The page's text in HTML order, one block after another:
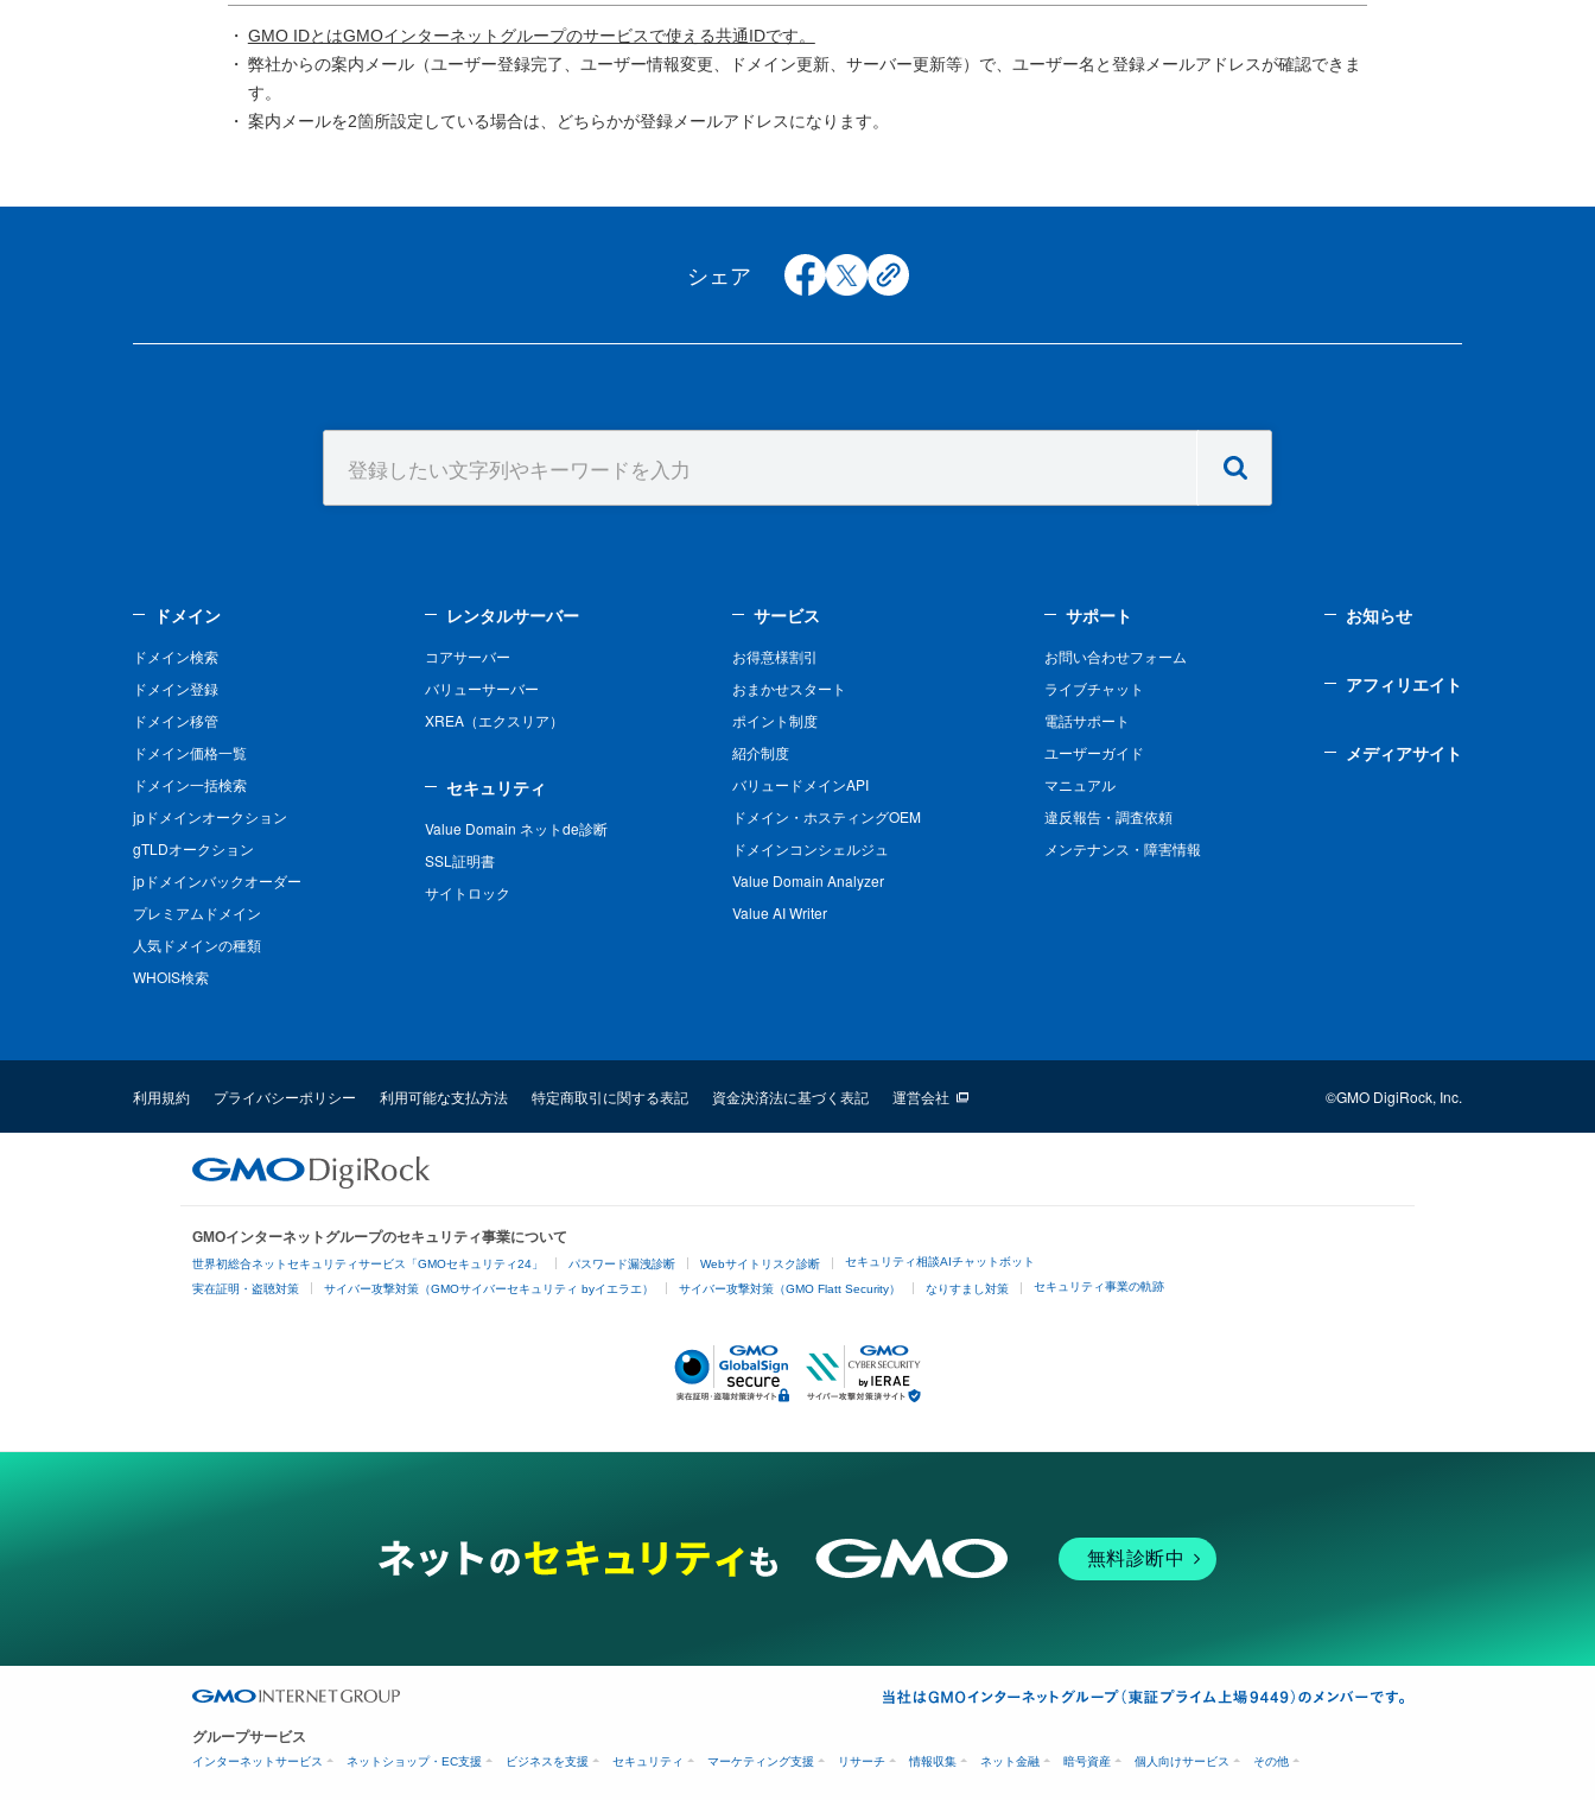
GMO IDとはGMOインターネットグループのサービスで使える共通IDです。
弊社からの案内メール（ユーザー登録完了、ユーザー情報変更、ドメイン更新、サーバー更新等）で、ユーザー名と登録メールアドレスが確認できま
す。
案内メールを2箇所設定している場合は、どちらかが登録メールアドレスになります。
シェア facebook
x copy
ドメイン
ドメイン検索
ドメイン登録
ドメイン移管
ドメイン価格一覧
ドメイン一括検索
jpドメインオークション
gTLDオークション
jpドメインバックオーダー
プレミアムドメイン
人気ドメインの種類
WHOIS検索
レンタルサーバー
コアサーバー
バリューサーバー
XREA（エクスリア）
セキュリティ
Value Domain ネットde診断
SSL証明書
サイトロック
サービス
お得意様割引
おまかせスタート
ポイント制度
紹介制度
バリュードメインAPI
ドメイン・ホスティングOEM
ドメインコンシェルジュ
Value Domain Analyzer
Value AI Writer
サポート
お問い合わせフォーム
ライブチャット
電話サポート
ユーザーガイド
マニュアル
違反報告・調査依頼
メンテナンス・障害情報
お知らせ
アフィリエイト
メディアサイト
利用規約 プライバシーポリシー 利用可能な支払方法 特定商取引に関する表記 資金決済法に基づく表記 運営会社 ©GMO DigiRock, Inc.
GMOインターネットグループのセキュリティ事業について
世界初総合ネットセキュリティサービス「GMOセキュリティ24」 パスワード漏洩診断 Webサイトリスク診断 セキュリティ相談AIチャットボット
実在証明・盗聴対策 サイバー攻撃対策（GMOサイバーセキュリティ byイエラエ） サイバー攻撃対策（GMO Flatt Security） なりすまし対策 セキュリティ事業の軌跡
無料診断中
グループサービス
インターネットサービス ネットショップ・EC支援 ビジネスを支援 セキュリティ マーケティング支援 リサーチ 情報収集 ネット金融 暗号資産 個人向けサービス その他